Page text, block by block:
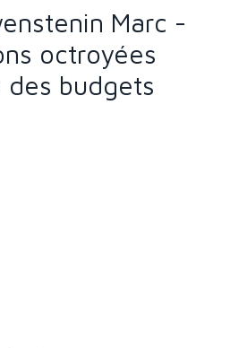
Marc -
octroyées
des budgets